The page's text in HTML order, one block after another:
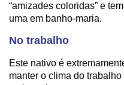
“amizades coloridas” e
uma em banho-maria.
No trabalho
Este nativo é
manter o clima do